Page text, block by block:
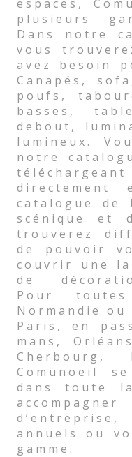
espaces,
plusieurs
Dans notre
vous
avez besoin
Canapés,
poufs,
basses,
debout,
lumineux.
notre
directement
catalogue de
scénique et
trouverez
de pouvoir
couvrir une
de
Pour
Normandie
Paris, en
mans,
Comunoeil
dans toute
annuels ou
gamme.